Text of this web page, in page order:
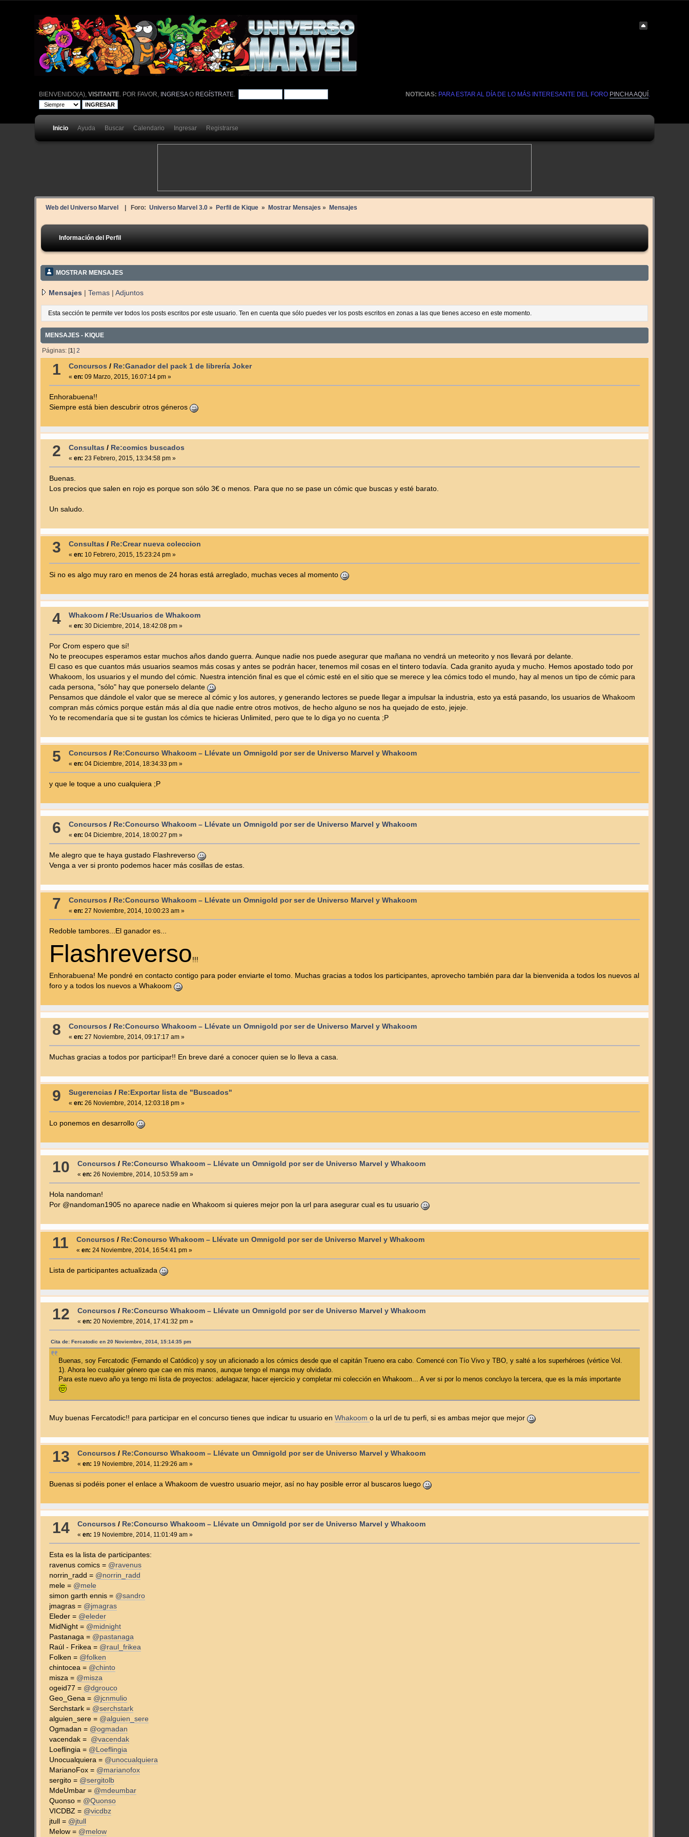
NOTICIAS: PARA ESTAR AL DÍA DE LO MÁS INTERESANTE DEL FORO PINCHA AQUÍ
BIENVENIDO(A), VISITANTE. POR FAVOR, INGRESAO REGÍSTRATE.
Inicio Ayuda Buscar Calendario Ingresar Registrarse
Web del Universo Marvel | Foro: Universo Marvel 3.0» Perfil de Kique » Mostrar Mensajes » Mensajes
Información del Perfil
MOSTRAR MENSAJES
Mensajes |Temas |Adjuntos
Esta sección te permite ver todos los posts escritos por este usuario. Ten en cuenta que sólo puedes ver los posts escritos en zonas a las que tienes acceso en este momento.
MENSAJES - KIQUE
Páginas: [1] 2
1 Concursos / Re:Ganador del pack 1 de librería Joker
« en: 09 Marzo, 2015, 16:07:14 pm »
Enhorabuena!!
Siempre está bien descubrir otros géneros
2 Consultas / Re:comics buscados
« en: 23 Febrero, 2015, 13:34:58 pm »
Buenas.
Los precios que salen en rojo es porque son sólo 3€ o menos. Para que no se pase un cómic que buscas y esté barato.
Un saludo.
3 Consultas / Re:Crear nueva coleccion
« en: 10 Febrero, 2015, 15:23:24 pm »
Si no es algo muy raro en menos de 24 horas está arreglado, muchas veces al momento
4 Whakoom/ Re:Usuarios de Whakoom
« en: 30 Diciembre, 2014, 18:42:08 pm »
Por Crom espero que sí!
No te preocupes esperamos estar muchos años dando guerra. Aunque nadie nos puede asegurar que mañana no vendrá un meteorito y nos llevará por delante.
El caso es que cuantos más usuarios seamos más cosas y antes se podrán hacer, tenemos mil cosas en el tintero todavía. Cada granito ayuda y mucho. Hemos apostado todo por
Whakoom, los usuarios y el mundo del cómic. Nuestra intención final es que el cómic esté en el sitio que se merece y lea cómics todo el mundo, hay al menos un tipo de cómic para
cada persona, "sólo" hay que ponerselo delante
Pensamos que dándole el valor que se merece al cómic y los autores, y generando lectores se puede llegar a impulsar la industria, esto ya está pasando, los usuarios de Whakoom
compran más cómics porque están más al día que nadie entre otros motivos, de hecho alguno se nos ha quejado de esto, jejeje.
Yo te recomendaría que si te gustan los cómics te hicieras Unlimited, pero que te lo diga yo no cuenta ;P
5 Concursos / Re:Concurso Whakoom – Llévate un Omnigold por ser de Universo Marvel y Whakoom
« en: 04 Diciembre, 2014, 18:34:33 pm »
y que le toque a uno cualquiera ;P
6 Concursos / Re:Concurso Whakoom – Llévate un Omnigold por ser de Universo Marvel y Whakoom
« en: 04 Diciembre, 2014, 18:00:27 pm »
Me alegro que te haya gustado Flashreverso
Venga a ver si pronto podemos hacer más cosillas de estas.
7 Concursos / Re:Concurso Whakoom – Llévate un Omnigold por ser de Universo Marvel y Whakoom
« en: 27 Noviembre, 2014, 10:00:23 am »
Redoble tambores...El ganador es...
Flashreverso !!!
Enhorabuena! Me pondré en contacto contigo para poder enviarte el tomo. Muchas gracias a todos los participantes, aprovecho también para dar la bienvenida a todos los nuevos al
foro y a todos los nuevos a Whakoom
8 Concursos / Re:Concurso Whakoom – Llévate un Omnigold por ser de Universo Marvel y Whakoom
« en: 27 Noviembre, 2014, 09:17:17 am »
Muchas gracias a todos por participar!! En breve daré a conocer quien se lo lleva a casa.
9 Sugerencias / Re:Exportar lista de "Buscados"
« en: 26 Noviembre, 2014, 12:03:18 pm »
Lo ponemos en desarrollo
10 Concursos / Re:Concurso Whakoom – Llévate un Omnigold por ser de Universo Marvel y Whakoom
« en: 26 Noviembre, 2014, 10:53:59 am »
Hola nandoman!
Por @nandoman1905 no aparece nadie en Whakoom si quieres mejor pon la url para asegurar cual es tu usuario
11 Concursos / Re:Concurso Whakoom – Llévate un Omnigold por ser de Universo Marvel y Whakoom
« en: 24 Noviembre, 2014, 16:54:41 pm »
Lista de participantes actualizada
12 Concursos / Re:Concurso Whakoom – Llévate un Omnigold por ser de Universo Marvel y Whakoom
« en: 20 Noviembre, 2014, 17:41:32 pm »
Cita de: Fercatodic en 20 Noviembre, 2014, 15:14:35 pm
Buenas, soy Fercatodic (Fernando el Catódico) y soy un aficionado a los cómics desde que el capitán Trueno era cabo. Comencé con Tío Vivo y TBO, y salté a los superhéroes (vértice Vol.
1). Ahora leo cualquier género que cae en mis manos, aunque tengo el manga muy olvidado.
Para este nuevo año ya tengo mi lista de proyectos: adelagazar, hacer ejercicio y completar mi colección en Whakoom... A ver si por lo menos concluyo la tercera, que es la más importante
Muy buenas Fercatodic!! para participar en el concurso tienes que indicar tu usuario en Whakoom o la url de tu perfi, si es ambas mejor que mejor
13 Concursos / Re:Concurso Whakoom – Llévate un Omnigold por ser de Universo Marvel y Whakoom
« en: 19 Noviembre, 2014, 11:29:26 am »
Buenas si podéis poner el enlace a Whakoom de vuestro usuario mejor, así no hay posible error al buscaros luego
14 Concursos / Re:Concurso Whakoom – Llévate un Omnigold por ser de Universo Marvel y Whakoom
« en: 19 Noviembre, 2014, 11:01:49 am »
Esta es la lista de participantes:
ravenus comics = @ravenus
norrin_radd = @norrin_radd
mele = @mele
simon garth ennis = @sandro
jmagras = @jmagras
Eleder = @eleder
MidNight = @midnight
Pastanaga = @pastanaga
Raúl - Frikea = @raul_frikea
Folken = @folken
chintocea = @chinto
misza = @misza
ogeid77 = @dgrouco
Geo_Gena = @jcnmulio
Serchstark = @serchstark
alguien_sere = @alguien_sere
Ogmadan = @ogmadan
vacendak = @vacendak
Loeflingia = @Loeflingia
Unocualquiera = @unocualquiera
MarianoFox = @marianofox
sergito = @sergitolb
MdeUmbar = @mdeumbar
Quonso = @Quonso
VICDBZ = @vicdbz
jtull = @jtull
Melow = @melow